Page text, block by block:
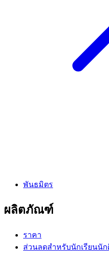
พันธมิตร
ผลิตภัณฑ์
ราคา
ส่วนลดสำหรับนักเรียนนั